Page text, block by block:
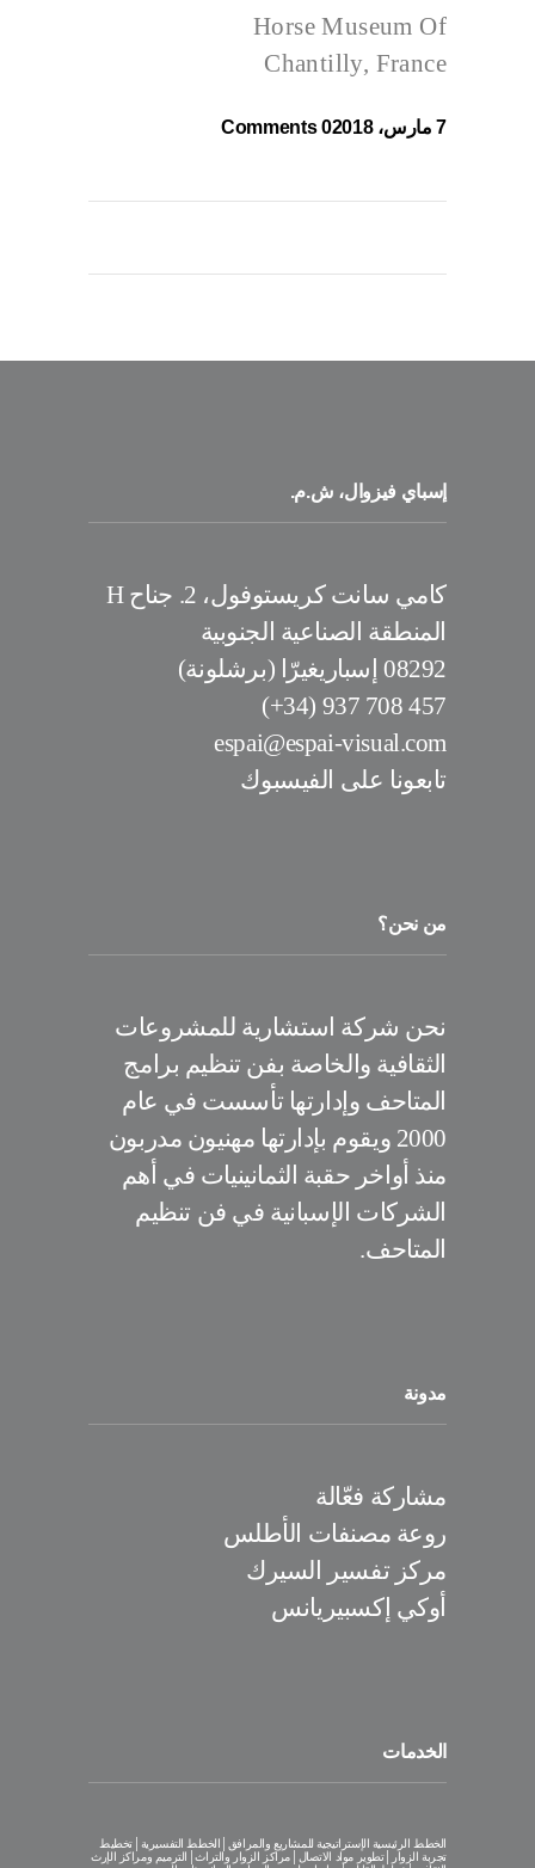
Horse Museum Of
Chantilly, France
7 مارس، 2018 0 Comments
إسباي فيزوال، ش.م.
كامي سانت كريستوفول، 2. جناح H
المنطقة الصناعية الجنوبية
08292 إسباريغيرّا (برشلونة)
457 708 937 (34+)
espai@espai-visual.com
تابعونا على الفيسبوك
من نحن؟
نحن شركة استشارية للمشروعات
الثقافية والخاصة بفن تنظيم برامج
المتاحف وإدارتها تأسست في عام
2000 ويقوم بإدارتها مهنيون مدربون
منذ أواخر حقبة الثمانينيات في أهم
الشركات الإسبانية في فن تنظيم
المتاحف.
مدونة
مشاركة فعّالة
روعة مصنفات الأطلس
مركز تفسير السيرك
أوكي إكسبيريانس
الخدمات
الخطط الرئيسية الإستراتيجية للمشاريع والمرافق│الخطط التفسيرية│تخطيط
تجربة الزوار│تطوير مواد الاتصال│مراكز الزوار والتراث│الترميم ومراكز الإرث